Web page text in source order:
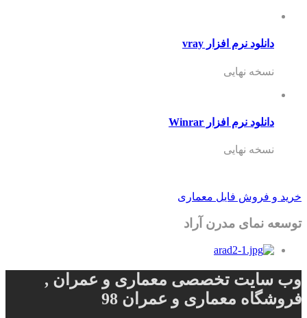
دانلود نرم افزار vray
نسخه نهایی
دانلود نرم افزار Winrar
نسخه نهایی
خرید و فروش فایل معماری
توسعه نمای مدرن آراد
وب سایت تخصصی معماری و عمران ,
فروشگاه معماری و عمران 98